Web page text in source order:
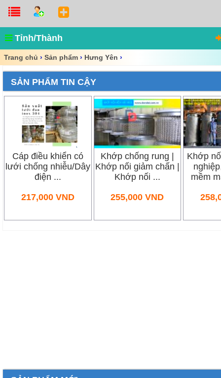
Tỉnh/Thành
Trang chủ › Sản phẩm › Hưng Yên ›
SẢN PHẨM TIN CẬY
Cáp điều khiển có
lưới chống nhiễu/Dây
điện ...
217,000VND
Khớp chống rung |
Khớp nối giảm chấn |
Khớp nối ...
255,000 VND
Khớp
mềm